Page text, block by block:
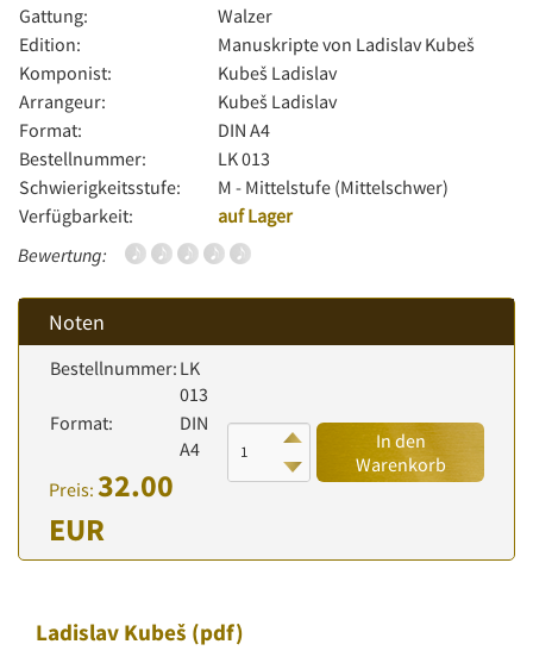
Gattung:
Walzer
Edition:
Manuskripte von Ladislav Kubeš
Komponist:
Kubeš Ladislav
Arrangeur:
Kubeš Ladislav
Format:
DIN A4
Bestellnummer:
LK 013
Schwierigkeitsstufe:
M - Mittelstufe (Mittelschwer)
Verfügbarkeit:
auf Lager
Bewertung:
Noten
Bestellnummer: LK
013
Format:
DIN
A4
Preis: 32.00
EUR
In den
Warenkorb
Ladislav Kubeš (pdf)